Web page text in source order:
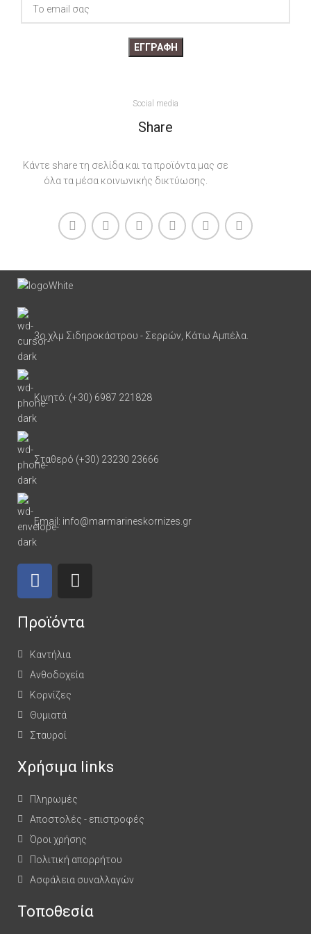
Social media
Share
Κάντε share τη σελίδα και τα προϊόντα μας σε
όλα τα μέσα κοινωνικής δικτύωσης.
3ο χλμ Σιδηροκάστρου - Σερρών, Κάτω Αμπέλα.
Κινητό: (+30) 6987 221828
Σταθερό (+30) 23230 23666
Email: info@marmarineskornizes.gr
Προϊόντα
Καντήλια
Ανθοδοχεία
Κορνίζες
Θυμιατά
Σταυροί
Χρήσιμα links
Πληρωμές
Αποστολές - επιστροφές
Όροι χρήσης
Πολιτική απορρήτου
Ασφάλεια συναλλαγών
Τοποθεσία